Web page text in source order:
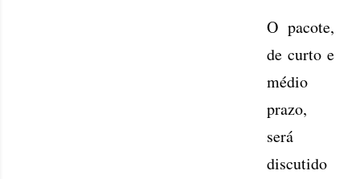
O pacote,
de curto e
médio
prazo,
será
discutido